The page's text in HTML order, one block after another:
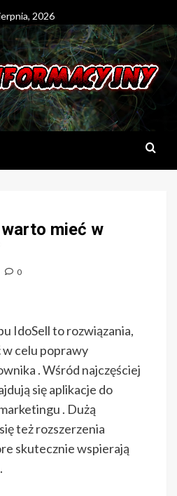
2026
mieć w
0
IdoSell to rozwiązania,
celu poprawy
. Wśród najczęściej
się aplikacje do
. Dużą
też rozszerzenia
skutecznie wspierają